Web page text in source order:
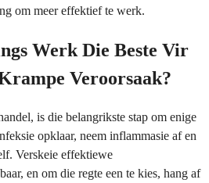
om meer effektief te werk.
Werk Die Beste Vir
Veroorsaak?
is die belangrikste stap om enige
opklaar, neem inflammasie af en
Verskeie effektiewe
en om die regte een te kies, hang af